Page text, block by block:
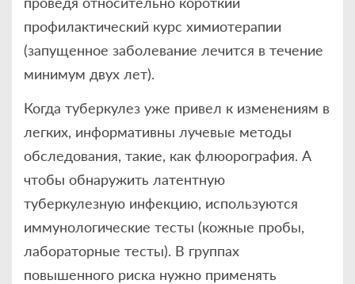
профилактический курс химиотерапии
(запущенное заболевание лечится в течение
минимум двух лет).
Когда туберкулез уже привел к изменениям в
легких, информативны лучевые методы
обследования, такие, как флюорография. А
чтобы обнаружить латентную
туберкулезную инфекцию, используются
иммунологические тесты (кожные пробы,
лабораторные тесты). В группах
повышенного риска нужно применять